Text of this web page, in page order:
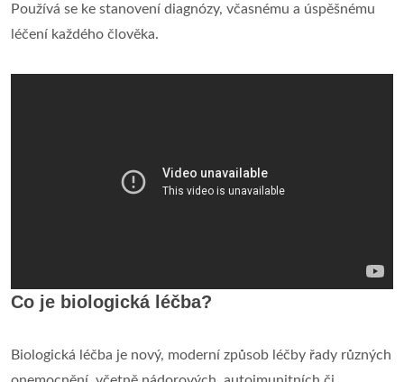
Používá se ke stanovení diagnózy, včasnému a úspěšnému
léčení každého člověka.
Co je biologická léčba?
Biologická léčba je nový, moderní způsob léčby řady různých